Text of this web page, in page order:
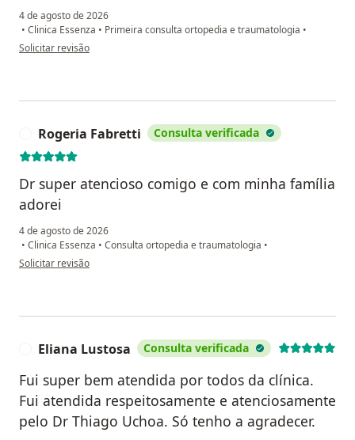
4 de agosto de 2026
• Clinica Essenza • Primeira consulta ortopedia e traumatologia •
na opinião do utilizador Eliana D. P
Solicitar revisão
Rogeria Fabretti Consulta verificada
Dr super atencioso comigo e com minha família
adorei
4 de agosto de 2026
• Clinica Essenza • Consulta ortopedia e traumatologia •
na opinião do utilizador Rogeria Fabretti
Solicitar revisão
Eliana Lustosa Consulta verificada
Fui super bem atendida por todos da clínica.
Fui atendida respeitosamente e atenciosamente
pelo Dr Thiago Uchoa. Só tenho a agradecer.